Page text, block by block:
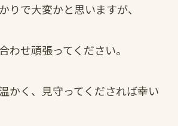
りで大変かと思いますが、
わせ頑張ってください。
かく、見守ってくだされば幸い